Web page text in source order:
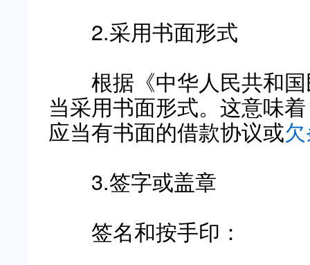
2.采用书面形式
根据《中华人民共和国
当采用书面形式。这意味
应当有书面的借款协议或
3.签字或盖章
签名和按手印：